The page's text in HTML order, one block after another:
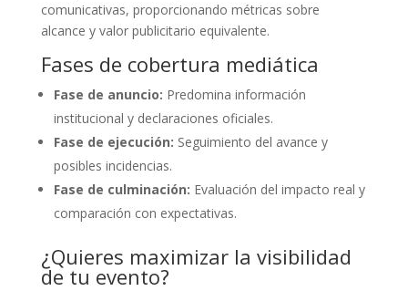
comunicativas, proporcionando métricas sobre
alcance y valor publicitario equivalente.
Fases de cobertura mediática
Fase de anuncio: Predomina información
institucional y declaraciones oficiales.
Fase de ejecución: Seguimiento del avance y
posibles incidencias.
Fase de culminación: Evaluación del impacto real y
comparación con expectativas.
¿Quieres maximizar la visibilidad
de tu evento?